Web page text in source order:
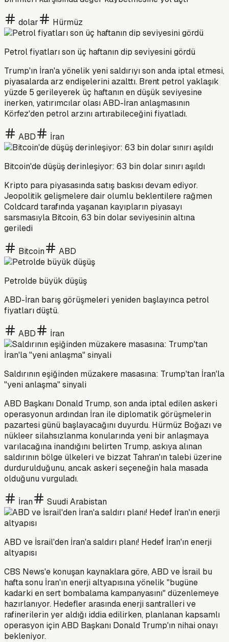
dolar Hürmüz
Petrol fiyatları son üç haftanın dip seviyesini gördü
Trump'ın İran'a yönelik yeni saldırıyı son anda iptal etmesi,
piyasalarda arz endişelerini azalttı. Brent petrol yaklaşık
yüzde 5 gerileyerek üç haftanın en düşük seviyesine
inerken, yatırımcılar olası ABD-İran anlaşmasının
Körfez'den petrol arzını artırabileceğini fiyatladı.
ABD İran
Bitcoin'de düşüş derinleşiyor: 63 bin dolar sınırı aşıldı
Kripto para piyasasında satış baskısı devam ediyor.
Jeopolitik gelişmelere dair olumlu beklentilere rağmen
Coldcard tarafında yaşanan kayıpların piyasayı
sarsmasıyla Bitcoin, 63 bin dolar seviyesinin altına
geriledi
Bitcoin ABD
Petrolde büyük düşüş
ABD-İran barış görüşmeleri yeniden başlayınca petrol
fiyatları düştü.
ABD İran
Saldırının eşiğinden müzakere masasına: Trump'tan İran'la
"yeni anlaşma" sinyali
ABD Başkanı Donald Trump, son anda iptal edilen askeri
operasyonun ardından İran ile diplomatik görüşmelerin
pazartesi günü başlayacağını duyurdu. Hürmüz Boğazı ve
nükleer silahsızlanma konularında yeni bir anlaşmaya
varılacağına inandığını belirten Trump, askıya alınan
saldırının bölge ülkeleri ve bizzat Tahran'ın talebi üzerine
durdurulduğunu, ancak askeri seçeneğin hala masada
olduğunu vurguladı.
İran Suudi Arabistan
ABD ve İsrail'den İran'a saldırı planı! Hedef İran'ın enerji
altyapısı
CBS News'e konuşan kaynaklara göre, ABD ve İsrail bu
hafta sonu İran'ın enerji altyapısına yönelik "bugüne
kadarki en sert bombalama kampanyasını" düzenlemeye
hazırlanıyor. Hedefler arasında enerji santralleri ve
rafinerilerin yer aldığı iddia edilirken, planlanan kapsamlı
operasyon için ABD Başkanı Donald Trump'ın nihai onayı
bekleniyor.